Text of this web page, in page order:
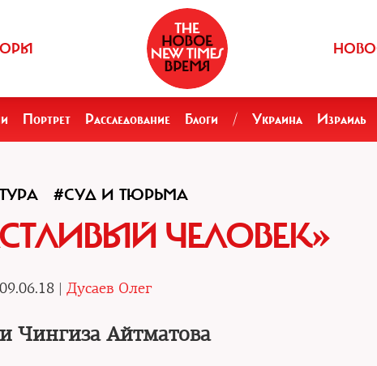
Портрет Расследование Блоги / Украина Израиль
#СУД И ТЮРЬМА
ЧЕЛОВЕК»
| Дусаев Олег
Чингиза Айтматова